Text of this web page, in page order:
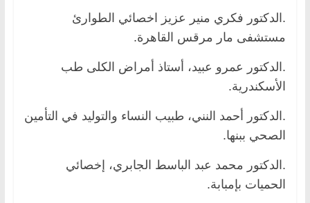
.الدكتور فكري منير عزيز اخصائي الطوارئ
مستشفى مار مرقس القاهرة.
.الدكتور عمرو عبيد، أستاذ أمراض الكلى طب
الأسكندرية.
.الدكتور أحمد النني، طبيب النساء والتوليد في التأمين
الصحي ببنها.
.الدكتور محمد عبد الباسط الجابري، إخصائي
الحميات بإمبابة.